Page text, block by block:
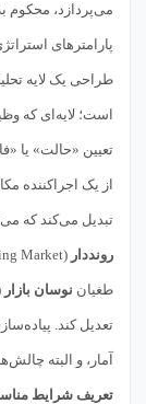
می‌پردازد، محکوم
پارامترهای
طراحی یک لایه
است؛ لایه‌ای که
تعیین «حالت» یا
از یک اجراکننده
تبدیل می‌کند که
رونددار
طغیان نوسان بازار
تعدیل کند.
آمار، و البته
تعریف شرایط